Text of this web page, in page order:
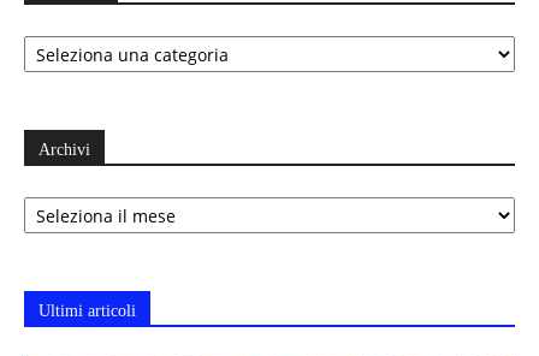
Categorie
Archivi
Archivi
Ultimi articoli